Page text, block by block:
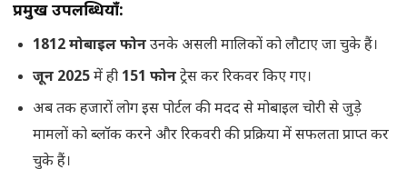
— Ministry of Electronics & IT (@GoI_MeitY)
July
10, 2025
प्रमुख उपलब्धियाँ:
1812 मोबाइल फोनउनके असली मालिकों को लौटाए जा चुके हैं।
जून 2025में ही 151 फोनट्रेस कर रिकवर किए गए।
अब तक हजारों लोग इस पोर्टल की मदद से मोबाइल चोरी से जुड़े
मामलों को ब्लॉक करने और रिकवरी की प्रक्रिया में सफलता प्राप्त कर
चुके हैं।